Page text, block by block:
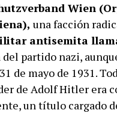
Wien
una facción
antisemita
partido nazi,
de mayo de 1931.
de Adolf Hitler era
un título cargado